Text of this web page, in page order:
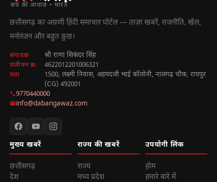
सच की आवाज़ • भारत
छत्तीसगढ़ का अग्रणी हिंदी समाचार पोर्टल — ताज़ा खबरें, राजनीति, खेल,
मनोरंजन और बहुत कुछ।
संपादक श्री राणा सिकंदर सिंह
पंजीयन क्र. 4622012201006321
पता
1500, लक्ष्मी निवास, अहमदजी भाई कॉलोनी, नालगढ़ चौक, रायपुर
(CG) 492001
9770440000
info@dabangawaz.com
मुख्य खबरें
छत्तीसगढ़
देश
राज्य की खबरें
राज्य
मध्य प्रदेश
उपयोगी लिंक
होम
हमारे बारे में